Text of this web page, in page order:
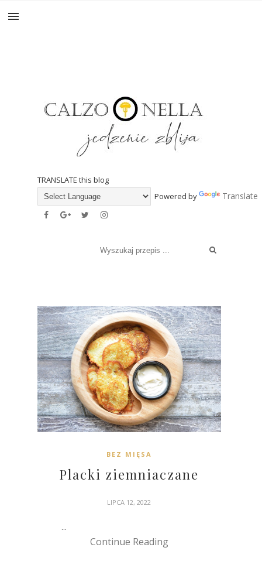
TRANSLATE this blog
Powered by
Translate
BEZ MIĘSA
Placki ziemniaczane
LIPCA 12, 2022
...
Continue Reading